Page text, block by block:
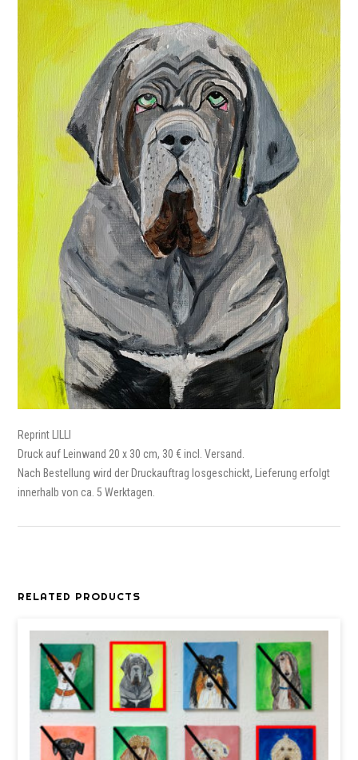
Reprint LILLI
Druck auf Leinwand 20 x 30 cm, 30 € incl. Versand.
Nach Bestellung wird der Druckauftrag losgeschickt, Lieferung erfolgt
innerhalb von ca. 5 Werktagen.
RELATED PRODUCTS